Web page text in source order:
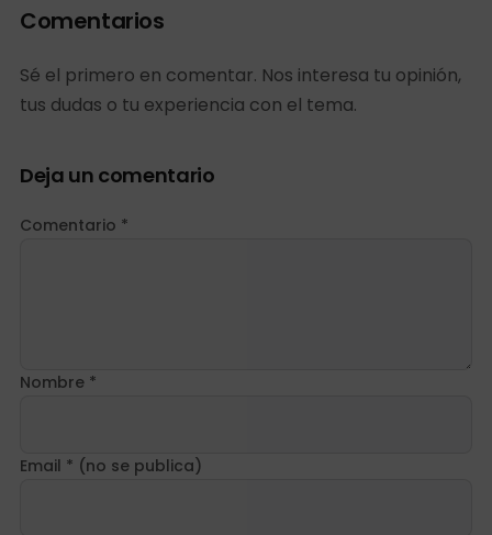
Comentarios
Sé el primero en comentar. Nos interesa tu opinión,
tus dudas o tu experiencia con el tema.
Deja un comentario
Comentario *
Nombre *
Email * (no se publica)